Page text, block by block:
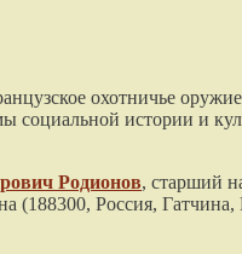
охотничье
социальной истории и
Родионов, старший
(188300, Россия,